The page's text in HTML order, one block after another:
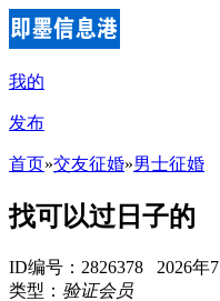
我的
发布
首页»交友征婚»男士征婚
找可以过日子的
ID编号：2826378 2026年
类型： 验证会员